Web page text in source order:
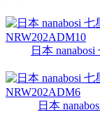
日本
日本